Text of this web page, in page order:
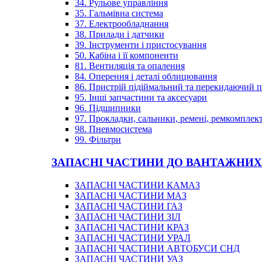
34. Рульове управління
35. Гальмівна система
37. Електрообладнання
38. Прилади і датчики
39. Інструменти і пристосування
50. Кабіна і її компоненти
81. Вентиляція та опалення
84. Оперення і деталі облицювання
86. Пристрій підіймальний та перекидаючий
95. Інші запчастини та аксесуари
96. Підшипники
97. Прокладки, сальники, ремені,
98. Пневмосистема
99. Фільтри
ЗАПАСНІ ЧАСТИНИ ДО
ЗАПАСНІ ЧАСТИНИ КАМАЗ
ЗАПАСНІ ЧАСТИНИ МАЗ
ЗАПАСНІ ЧАСТИНИ ГАЗ
ЗАПАСНІ ЧАСТИНИ ЗІЛ
ЗАПАСНІ ЧАСТИНИ КРАЗ
ЗАПАСНІ ЧАСТИНИ УРАЛ
ЗАПАСНІ ЧАСТИНИ АВТОБУСИ СНД
ЗАПАСНІ ЧАСТИНИ УАЗ